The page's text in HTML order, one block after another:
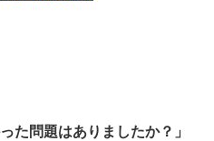
た問題はありましたか？」